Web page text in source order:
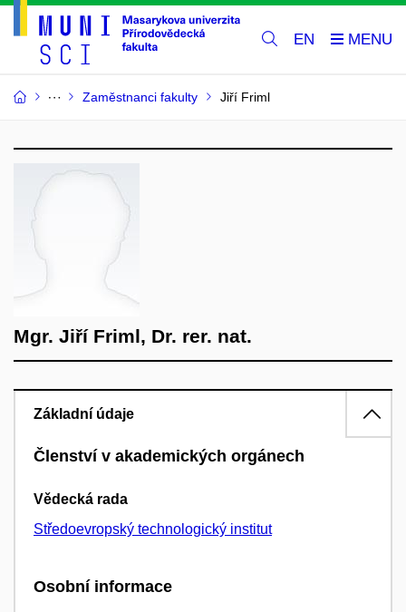
EN
Zaměstnanci fakulty Jiří Friml
Mgr. Jiří Friml, Dr. rer. nat.
Základní údaje
Členství v akademických orgánech
Vědecká rada
Středoevropský technologický institut
Osobní informace